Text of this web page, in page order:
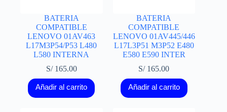
BATERIA
COMPATIBLE
LENOVO 01AV463
L17M3P54/P53 L480
L580 INTERNA
S/165.00
Añadir al carrito
BATERIA
COMPATIBLE
LENOVO 01AV445/446
L17L3P51 M3P52 E480
E580 E590 INTER
S/165.00
Añadir al carrito